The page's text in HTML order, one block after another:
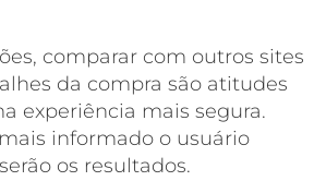
comparar com outros sites
da compra são atitudes
experiência mais segura.
informado o usuário
os resultados.